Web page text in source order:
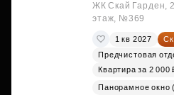
ЖК Скай Гарден,
этаж, №369
1 кв 2027
Предчистовая
Квартира за 2 000
Панорамное окно